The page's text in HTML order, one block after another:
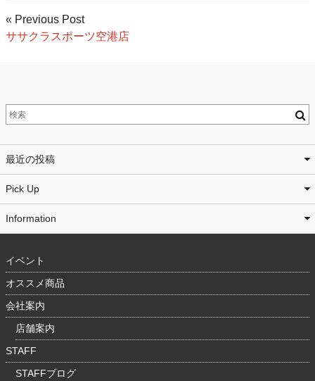
« Previous Post
ササクラスポーツ空港店
最近の投稿
Pick Up
Information
イベント
オススメ商品
会社案内
店舗案内
STAFF
STAFFブログ